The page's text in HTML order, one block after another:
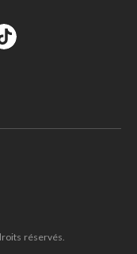
réservés.